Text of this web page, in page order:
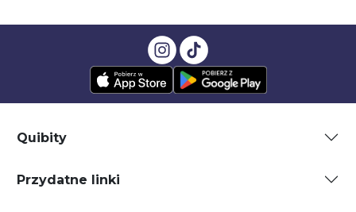
Quibity
Przydatne linki